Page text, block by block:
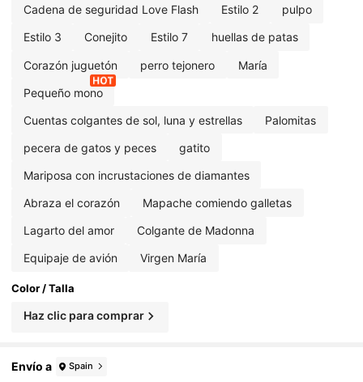
Cadena de seguridad Love Flash Estilo 2 pulpo
Estilo 3 Conejito Estilo 7 huellas de patas
Corazón juguetón perro tejonero María
Pequeño mono
Cuentas colgantes de sol, luna y estrellas Palomitas
pecera de gatos y peces gatito
Mariposa con incrustaciones de diamantes
Abraza el corazón Mapache comiendo galletas
Lagarto del amor Colgante de Madonna
Equipaje de avión Virgen María
Color / Talla
Haz clic para comprar
Envío a Spain